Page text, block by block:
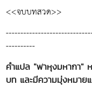
<<จบบทสวด>>
----------
คำแปล "พาหุงมหากา"
บท และมีความมุ่งหมา